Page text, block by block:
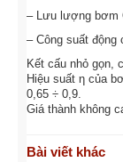
– Lưu lượng bơm
– Công suất động
Kết cấu nhỏ gọn,
Hiệu suất η của
0,65 ÷ 0,9.
Giá thành không
Bài viết khác